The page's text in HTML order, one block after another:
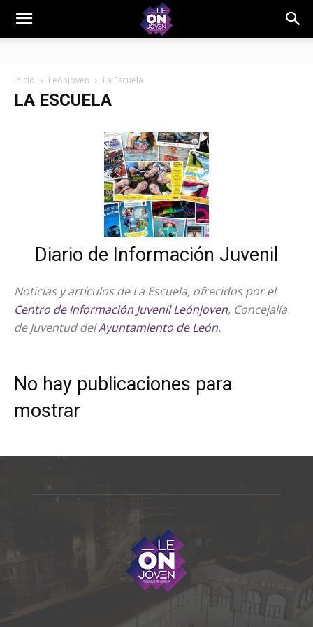
Inicio Leónjoven La Escuela
LA ESCUELA
Diario de Información Juvenil
Noticias y artículos de La Escuela, ofrecidos por el
Centro de Información Juvenil Leónjoven, Concejalía
de Juventud delAyuntamiento de León.
No hay publicaciones para
mostrar